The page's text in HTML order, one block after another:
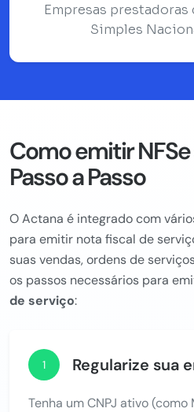
Empresas
Simples
Como emitir
Passo a Passo
O Actana é integrado com
para emitir nota fiscal de
suas vendas, ordens de
os passos necessários para
de serviço:
1 Regularize sua
Tenha um CNPJ ativo (como